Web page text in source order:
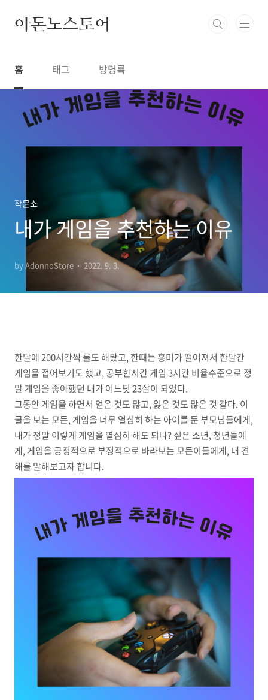
아돈노스토어
홈 태그 방명록
작문소
내가 게임을 추천하는 이유
by AdonnoStore 2022. 9. 3.
한달에 200시간씩 롤도 해봤고, 한때는 흥미가 떨어져서 한달간
게임을 접어보기도 했고, 공부한시간 게임 3시간 비율수준으로 정
말 게임을 좋아했던 내가 어느덧 23살이 되었다.
그동안 게임을 하면서 얻은 것도 많고, 잃은 것도 많은 것 같다. 이
글을 보는 모든, 게임을 너무 열심히 하는 아이를 둔 부모님들에게,
내가 정말 이렇게 게임을 열심히 해도 되나? 싶은 소년, 청년들에
게, 게임을 긍정적으로 부정적으로 바라보는 모든이들에게, 내 견
해를 말해보고자 합니다.